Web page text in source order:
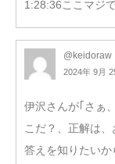
1:28:36ここマジ
@keidoraw
2024年 9月
伊沢さんが｢さぁ
こだ？、正解は
答えを知りたい